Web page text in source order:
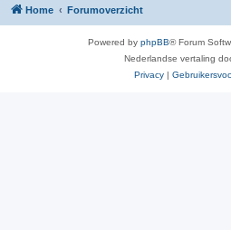
Home Forumoverzicht
Powered by phpBB® Forum
Nederlandse vertaling
Privacy |